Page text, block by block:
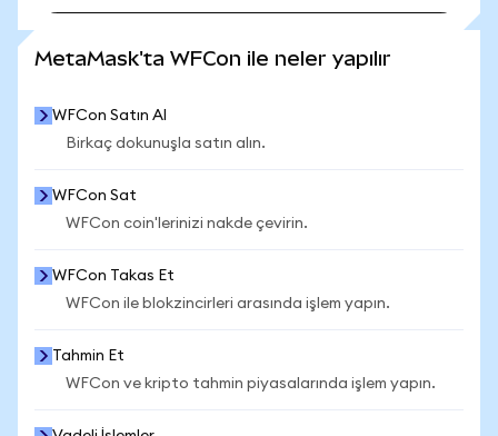
MetaMask'ta WFCon ile neler yapılır
WFCon Satın Al
Birkaç dokunuşla satın alın.
WFCon Sat
WFCon coin'lerinizi nakde çevirin.
WFCon Takas Et
WFCon ile blokzincirleri arasında işlem yapın.
Tahmin Et
WFCon ve kripto tahmin piyasalarında işlem yapın.